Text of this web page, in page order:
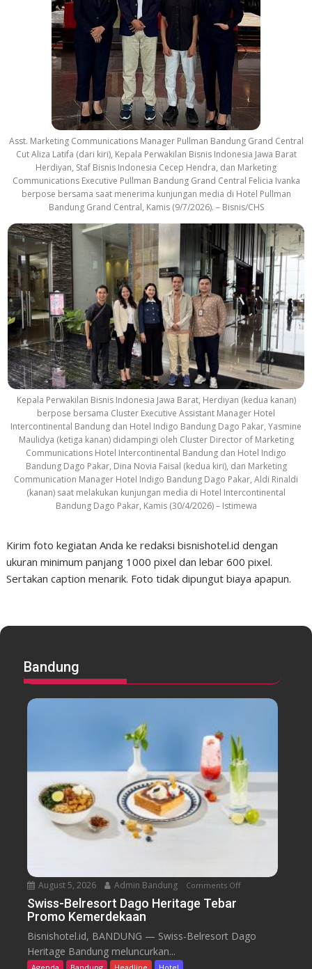
Asst. Marketing Communications Manager Pullman Bandung Grand Central
Cut Aliza Latifa (dari kiri), Kepala Perwakilan Bisnis Indonesia Jawa Barat
Herdiyan, Staf Bisnis Indonesia Cecep Hendra, dan Marketing
Communications Executive Pullman Bandung Grand Central Felicia Ivanka
berpose bersama saat menerima kunjungan media di Hotel Pullman
Bandung Grand Central, Kamis (9/7/2026). – Bisnis/CHS
Kepala Perwakilan Bisnis Indonesia Jawa Barat, Herdiyan (kedua kanan)
berpose bersama Cluster Executive Assistant Manager Hotel
Intercontinental Bandung dan Hotel Indigo Bandung Dago Pakar, Yasmine
Maulidya (ketiga kanan) didampingi oleh Cluster Director of Marketing
Communications Hotel Intercontinental Bandung dan Hotel Indigo
Bandung Dago Pakar, Dina Novia Faisal (kedua kiri), dan Marketing
Communication Manager Hotel Indigo Bandung Dago Pakar, Aldi Rinaldi
(kanan) saat melakukan kunjungan media di Hotel Intercontinental
Bandung Dago Pakar, Kamis (30/4/2026) – Istimewa
Kirim foto kegiatan Anda ke redaksi bisnishotel.id dengan
ukuran minimum panjang 1000 pixel dan lebar 600 pixel.
Sertakan caption menarik. Foto tidak dipungut biaya apapun.
Bandung
August 5, 2026 Admin Bandung Comments Offo
Swiss-Belresort Dago Heritage Tebar
Promo Kemerdekaan
Bisnishotel.id, BANDUNG — Swiss-Belresort Dago
Heritage Bandung meluncurkan...